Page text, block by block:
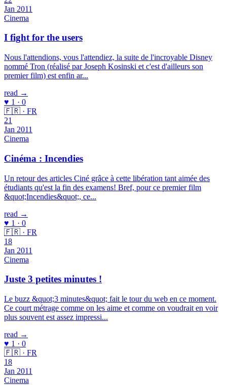
Jan 2011
Cinema
I fight for the users
Nous l'attendions, vous l'attendiez, la suite de l'incroyable Disney
nommé Tron (réalisé par Joseph Kosinski et c'est d'ailleurs son
premier film) est enfin ar...
read →
♥ 1 · 0
🇫🇷 · FR
21
Jan 2011
Cinema
Cinéma : Incendies
Un retour des articles Ciné grâce à cette libération tant aimée des
étudiants qu'est la fin des examens! Bref, pour ce premier film
&quot;Incendies&quot;, ce...
read →
♥ 1 · 0
🇫🇷 · FR
18
Jan 2011
Cinema
Juste 3 petites minutes !
Le buzz &quot;3 minutes&quot; fait le tour du web en ce moment.
Ce court métrage comme on les aime et comme on voudrait en voir
plus souvent est assez impressi...
read →
♥ 1 · 0
🇫🇷 · FR
18
Jan 2011
Cinema